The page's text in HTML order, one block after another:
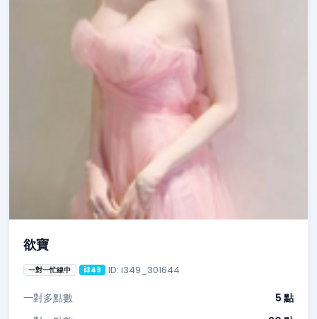
欲寶
一對一忙線中 i349 ID: i349_301644
一對多點數
5 點